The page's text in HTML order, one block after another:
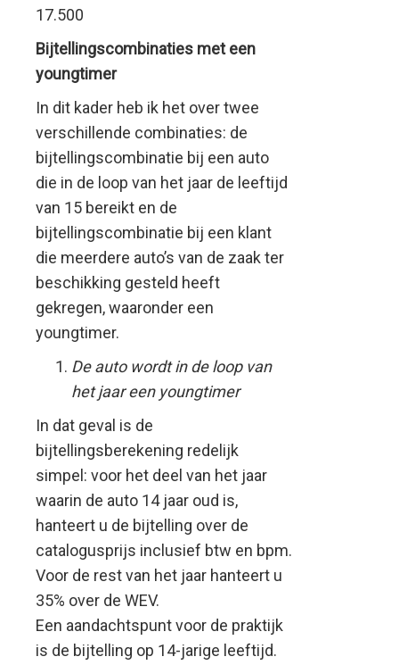
17.500
Bijtellingscombinaties met een
youngtimer
In dit kader heb ik het over twee
verschillende combinaties: de
bijtellingscombinatie bij een auto
die in de loop van het jaar de leeftijd
van 15 bereikt en de
bijtellingscombinatie bij een klant
die meerdere auto’s van de zaak ter
beschikking gesteld heeft
gekregen, waaronder een
youngtimer.
De auto wordt in de loop van
het jaar een youngtimer
In dat geval is de
bijtellingsberekening redelijk
simpel: voor het deel van het jaar
waarin de auto 14 jaar oud is,
hanteert u de bijtelling over de
catalogusprijs inclusief btw en bpm.
Voor de rest van het jaar hanteert u
35% over de WEV.
Een aandachtspunt voor de praktijk
is de bijtelling op 14-jarige leeftijd.